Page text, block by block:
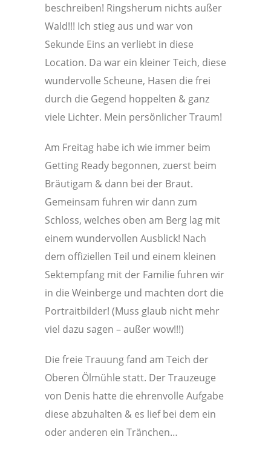
beschreiben! Ringsherum nichts außer
Wald!!! Ich stieg aus und war von
Sekunde Eins an verliebt in diese
Location. Da war ein kleiner Teich, diese
wundervolle Scheune, Hasen die frei
durch die Gegend hoppelten & ganz
viele Lichter. Mein persönlicher Traum!
Am Freitag habe ich wie immer beim
Getting Ready begonnen, zuerst beim
Bräutigam & dann bei der Braut.
Gemeinsam fuhren wir dann zum
Schloss, welches oben am Berg lag mit
einem wundervollen Ausblick! Nach
dem offiziellen Teil und einem kleinen
Sektempfang mit der Familie fuhren wir
in die Weinberge und machten dort die
Portraitbilder! (Muss glaub nicht mehr
viel dazu sagen – außer wow!!!)
Die freie Trauung fand am Teich der
Oberen Ölmühle statt. Der Trauzeuge
von Denis hatte die ehrenvolle Aufgabe
diese abzuhalten & es lief bei dem ein
oder anderen ein Tränchen…